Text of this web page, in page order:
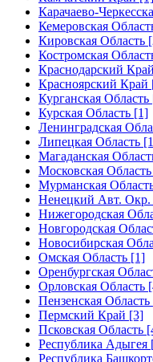
Карачаево-
Кемеровская
Кировская Область
Костромская
Краснодарский
Красноярский Край
Курганская Область
Курская Область [1]
Ленинградская
Липецкая Область
Магаданская
Московская
Мурманская
Ненецкий Авт.
Нижегородская
Новгородская
Новосибирская
Омская Область [1]
Оренбургская
Орловская Область
Пензенская
Пермский Край [3]
Псковская Область
Республика Адыгея
Республика